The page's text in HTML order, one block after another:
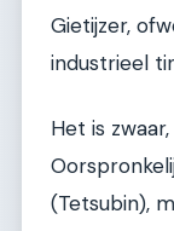
Gietijzer,
industrieel
Het is
(Tetsubin),